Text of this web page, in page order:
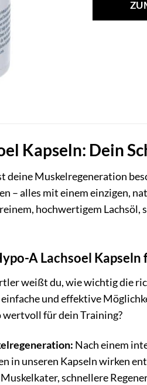
Kapseln: Dein
deine Muskelregeneration
– alles mit einem einzigen,
hochwertigem
A Lachsoel
weißt du, wie wichtig die
und effektive
wertvoll für dein Training?
Nach einem
in unseren Kapseln wirken
schnellere